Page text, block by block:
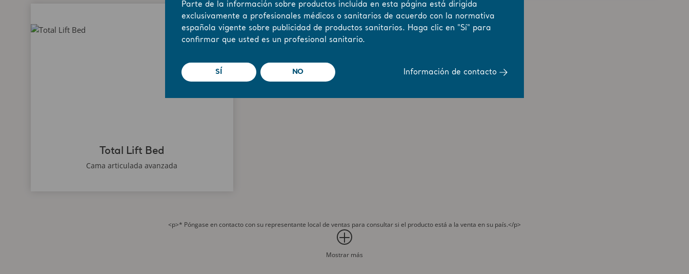
Total Lift Bed
Total Lift Bed
Cama articulada avanzada
<p>* Póngase en contacto con su representante local de ventas para consultar si el producto está a la venta en su país.</p>
Mostrar más
Parte de la información sobre productos incluida en esta página está dirigida
exclusivamente a profesionales médicos o sanitarios de acuerdo con la normativa
española vigente sobre publicidad de productos sanitarios. Haga clic en "Sí" para
confirmar que usted es un profesional sanitario.
SÍ NO Información de contacto